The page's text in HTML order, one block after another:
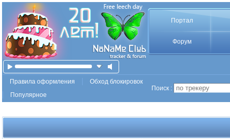
Портал
Форум
Правила оформления
Обход блокировок
Популярное
Поиск :